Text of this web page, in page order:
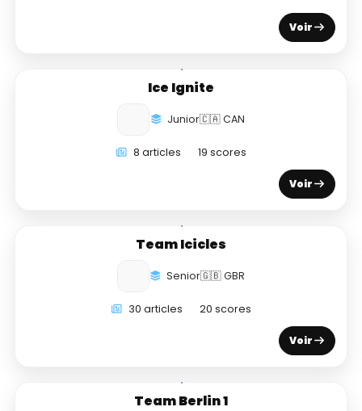
Voir
Ice Ignite
Junior🇨🇦 CAN
8 articles 19 scores
Voir
Team Icicles
Senior🇬🇧 GBR
30 articles 20 scores
Voir
Team Berlin 1